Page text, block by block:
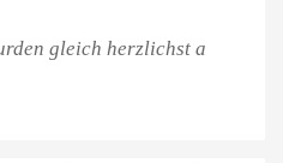
gleich herzlichst a